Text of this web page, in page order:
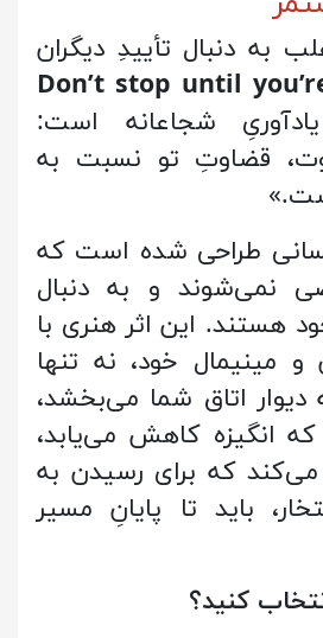
به دنبال تأییدِ دیگران
“Don’t stop until
شجاعانه است:
قضاوتِ تو نسبت به
کسانی طراحی شده است که
نمی‌شوند و به دنبال
هستند. این اثر هنری با
و مینیمال خود، نه تنها
اتاق شما می‌بخشد،
انگیزه کاهش می‌یابد،
می‌کند که برای رسیدن به
باید تا پایانِ مسیر
کنید؟